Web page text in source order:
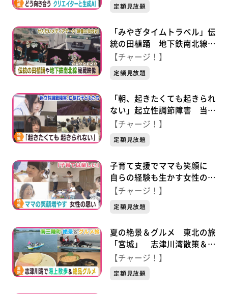
定額見放題
「みやぎタイムトラベル」伝
統の田植踊 地下鉄南北線完
成までの秘蔵映像
【チャージ！】
定額見放題
「朝、起きたくても起きられ
ない」起立性調節障害 当事
者と家族の思い
【チャージ！】
定額見放題
子育て支援でママも笑顔に
自らの経験も生かす女性の思
い
【チャージ！】
定額見放題
夏の絶景＆グルメ 東北の旅
「宮城」 志津川湾散策＆贅
沢生ウニ丼
【チャージ！】
定額見放題